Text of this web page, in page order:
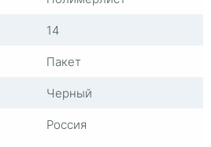
14
Пакет
Черный
Россия